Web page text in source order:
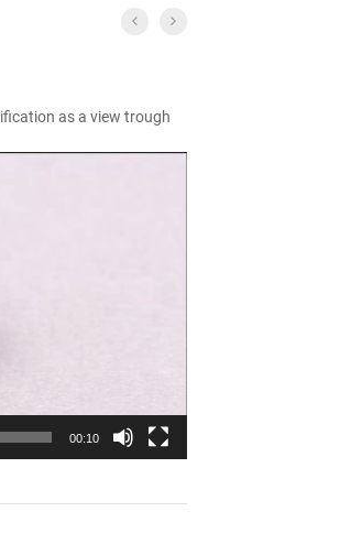
as a view trough
00:10